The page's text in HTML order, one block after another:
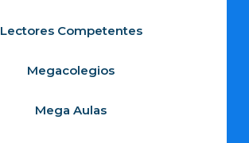
Lectores Competentes
Megacolegios
Mega Aulas